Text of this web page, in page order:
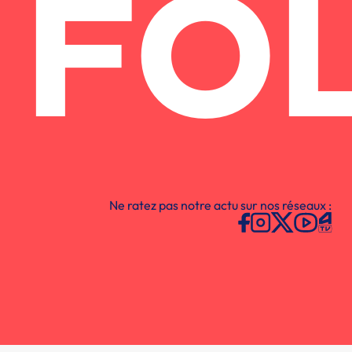
Ne ratez pas notre actu sur nos réseaux :